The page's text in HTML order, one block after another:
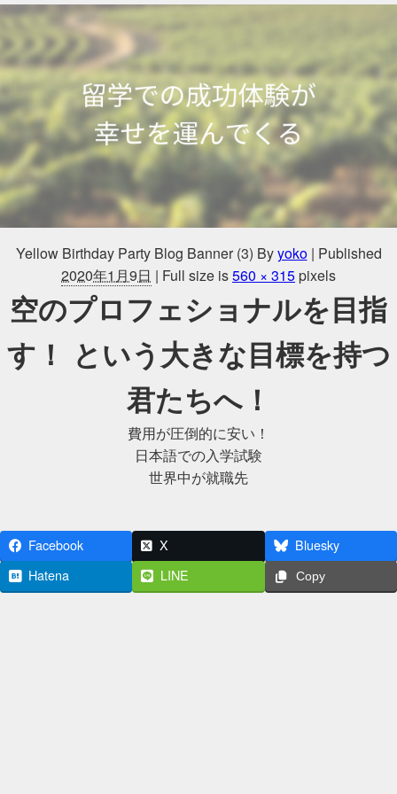
Yellow Birthday Party Blog Banner (3) Byyoko | Published
2020年1月9日 | Full size is560 × 315 pixels
空のプロフェショナルを目指
す！ という大きな目標を持つ
君たちへ！
費用が圧倒的に安い！
日本語での入学試験
世界中が就職先
Facebook X
Bluesky
Hatena
LINE Copy